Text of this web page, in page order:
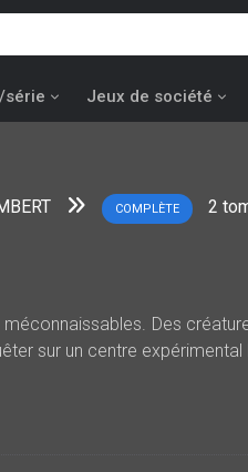
série Jeux de société
COMPLÈTE 2
Des
sur un centre expérimental